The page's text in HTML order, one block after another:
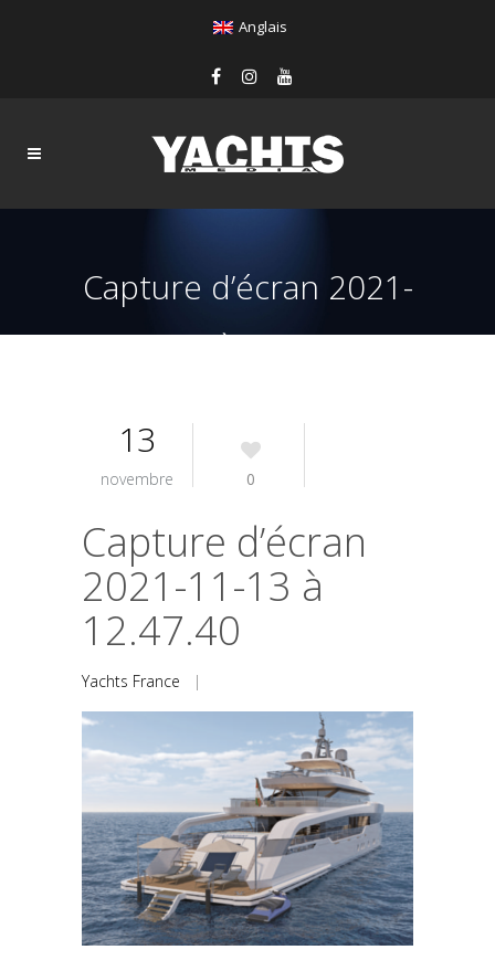
Anglais
Capture d’écran 2021-
11-13 à 12.47.40
13
novembre 0
Capture d’écran
2021-11-13 à
12.47.40
Yachts France |